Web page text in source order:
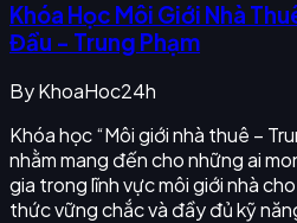
Khóa Học Môi Giới Nhà
Đầu - Trung Phạm
ByKhoaHoc24h
Khóa học “Môi giới nhà thuê –
nhằm mang đến cho những ai
gia trong lĩnh vực môi giới nhà
thức vững chắc và đầy đủ kỹ